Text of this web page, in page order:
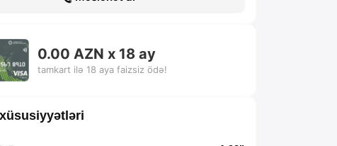
0.00 AZN x 18 ay
tamkart ilə 18 aya faizsiz ödə!